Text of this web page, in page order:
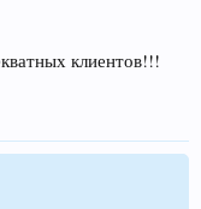
клиентов!!!